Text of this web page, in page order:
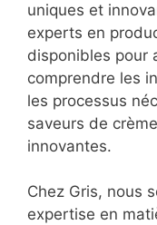
uniques et
experts en
disponibles pour
comprendre les
les processus
saveurs de
innovantes.
Chez Gris, nous
expertise en